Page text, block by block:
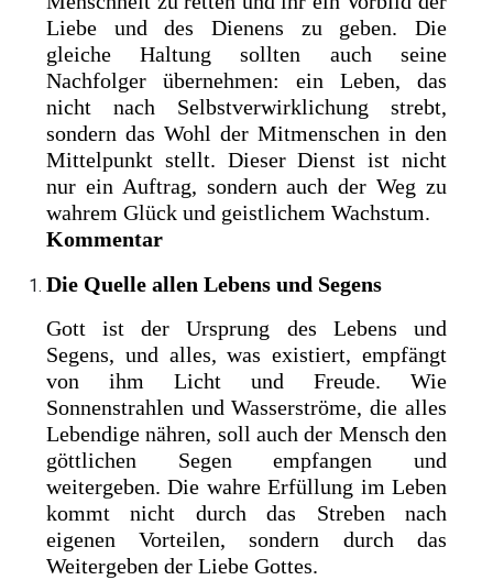
Liebe und des Dienens zu geben. Die
gleiche Haltung sollten auch seine
Nachfolger übernehmen: ein Leben, das
nicht nach Selbstverwirklichung strebt,
sondern das Wohl der Mitmenschen in den
Mittelpunkt stellt. Dieser Dienst ist nicht
nur ein Auftrag, sondern auch der Weg zu
wahrem Glück und geistlichem Wachstum.
Kommentar
Die Quelle allen Lebens und Segens
Gott ist der Ursprung des Lebens und
Segens, und alles, was existiert, empfängt
von ihm Licht und Freude. Wie
Sonnenstrahlen und Wasserströme, die alles
Lebendige nähren, soll auch der Mensch den
göttlichen Segen empfangen und
weitergeben. Die wahre Erfüllung im Leben
kommt nicht durch das Streben nach
eigenen Vorteilen, sondern durch das
Weitergeben der Liebe Gottes.